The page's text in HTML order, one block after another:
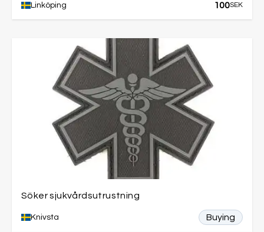
Linköping 100SEK
Söker sjukvårdsutrustning
Knivsta Buying